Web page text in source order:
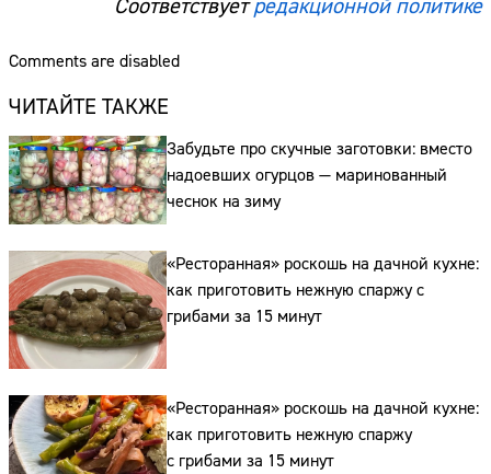
Соответствуетредакционной политике
Comments are disabled
ЧИТАЙТЕ ТАКЖЕ
Забудьте про скучные заготовки: вместо
надоевших огурцов — маринованный
чеснок на зиму
«Ресторанная» роскошь на дачной кухне:
как приготовить нежную спаржу с
грибами за 15 минут
«Ресторанная» роскошь на дачной кухне:
как приготовить нежную спаржу
с грибами за 15 минут